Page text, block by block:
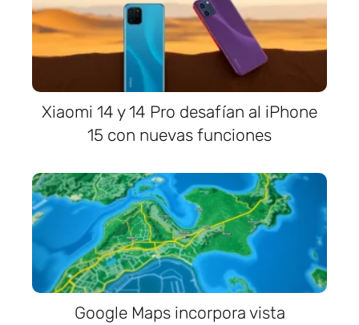
Xiaomi 14 y 14 Pro desafían al iPhone
15 con nuevas funciones
Google Maps incorpora vista